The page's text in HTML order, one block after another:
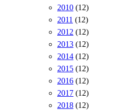
2010 (12)
2011 (12)
2012 (12)
2013 (12)
2014 (12)
2015 (12)
2016 (12)
2017 (12)
2018 (12)